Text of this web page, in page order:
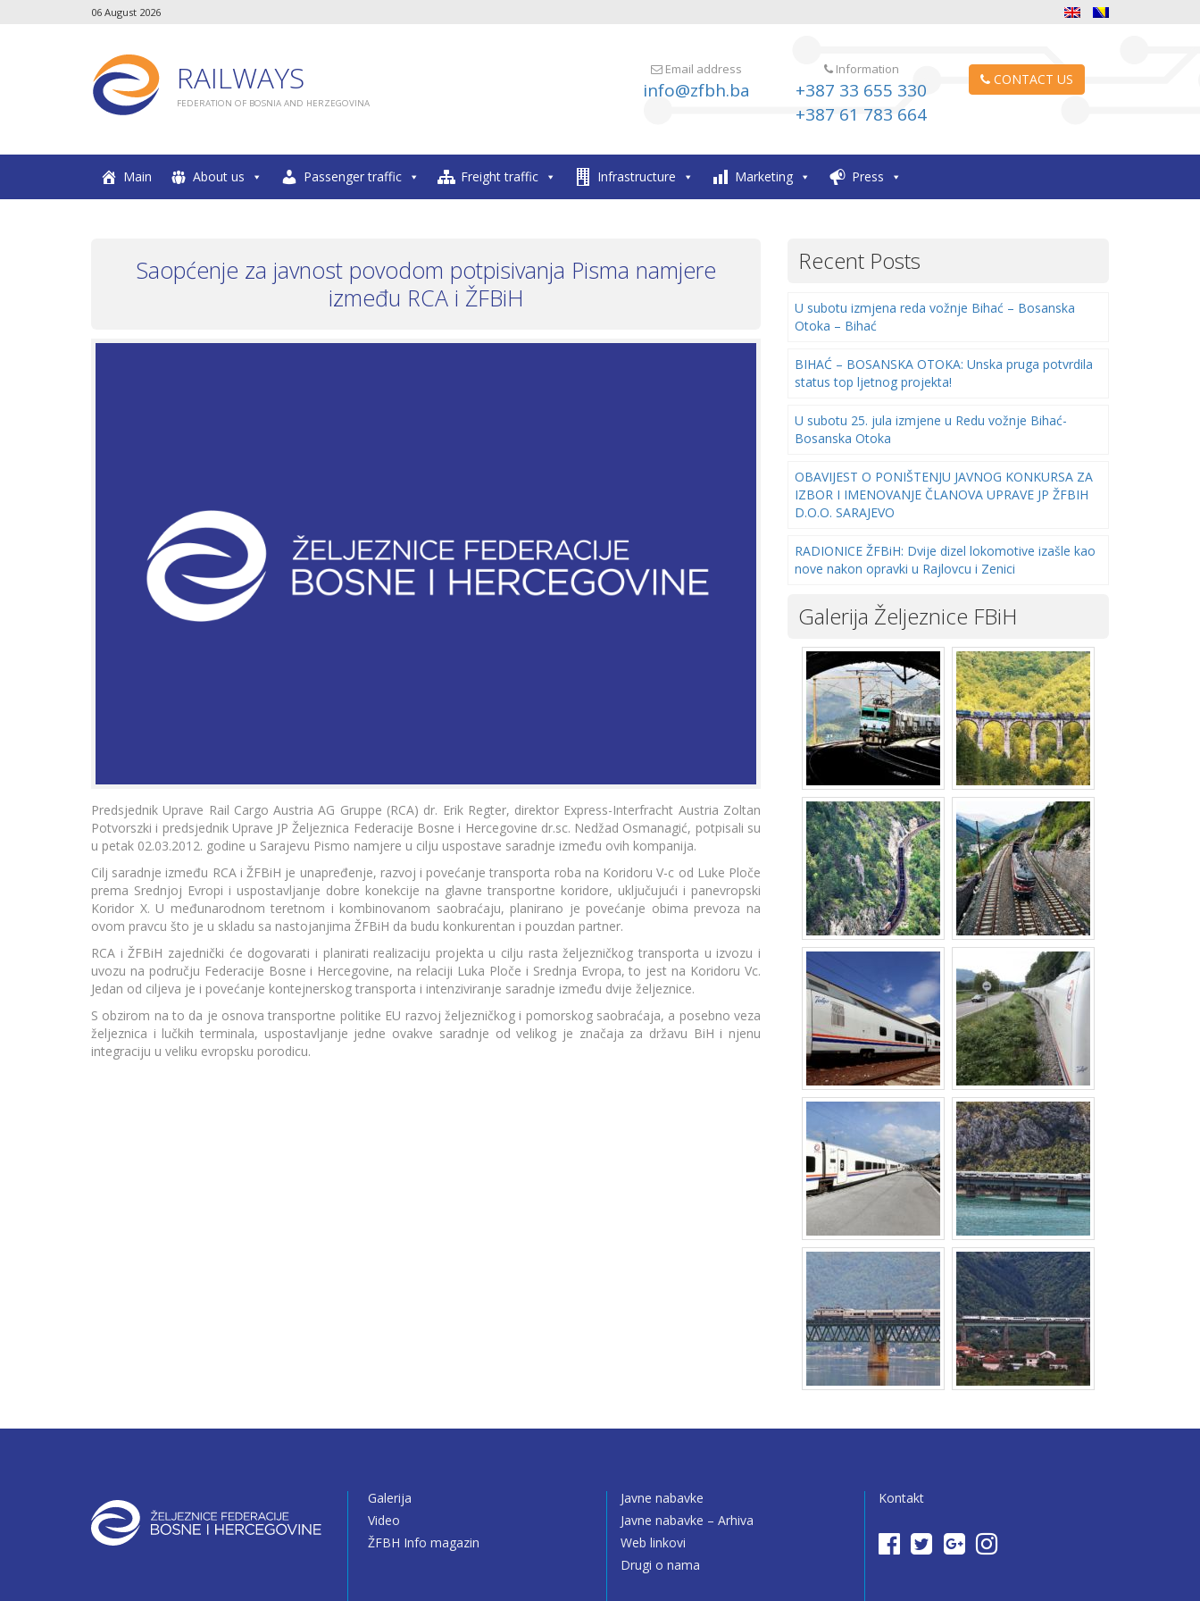
06 August 2026
RAILWAYS
FEDERATION OF BOSNIA AND HERZEGOVINA
Email address
info@zfbh.ba
Information
+387 33 655 330
+387 61 783 664
CONTACT US
Main About us Passenger traffic Freight traffic Infrastructure Marketing Press
Saopćenje za javnost povodom potpisivanja Pisma namjere
između RCA i ŽFBiH
Predsjednik Uprave Rail Cargo Austria AG Gruppe (RCA) dr. Erik Regter, direktor Express-Interfracht Austria Zoltan
Potvorszki i predsjednik Uprave JP Željeznica Federacije Bosne i Hercegovine dr.sc. Nedžad Osmanagić, potpisali su
u petak 02.03.2012. godine u Sarajevu Pismo namjere u cilju uspostave saradnje između ovih kompanija.
Cilj saradnje između RCA i ŽFBiH je unapređenje, razvoj i povećanje transporta roba na Koridoru V-c od Luke Ploče
prema Srednjoj Evropi i uspostavljanje dobre konekcije na glavne transportne koridore, uključujući i panevropski
Koridor X. U međunarodnom teretnom i kombinovanom saobraćaju, planirano je povećanje obima prevoza na
ovom pravcu što je u skladu sa nastojanjima ŽFBiH da budu konkurentan i pouzdan partner.
RCA i ŽFBiH zajednički će dogovarati i planirati realizaciju projekta u cilju rasta željezničkog transporta u izvozu i
uvozu na području Federacije Bosne i Hercegovine, na relaciji Luka Ploče i Srednja Evropa, to jest na Koridoru Vc.
Jedan od ciljeva je i povećanje kontejnerskog transporta i intenziviranje saradnje između dvije željeznice.
S obzirom na to da je osnova transportne politike EU razvoj željezničkog i pomorskog saobraćaja, a posebno veza
željeznica i lučkih terminala, uspostavljanje jedne ovakve saradnje od velikog je značaja za državu BiH i njenu
integraciju u veliku evropsku porodicu.
Recent Posts
U subotu izmjena reda vožnje Bihać – Bosanska
Otoka – Bihać
BIHAĆ – BOSANSKA OTOKA: Unska pruga potvrdila
status top ljetnog projekta!
U subotu 25. jula izmjene u Redu vožnje Bihać-
Bosanska Otoka
OBAVIJEST O PONIŠTENJU JAVNOG KONKURSA ZA
IZBOR I IMENOVANJE ČLANOVA UPRAVE JP ŽFBIH
D.O.O. SARAJEVO
RADIONICE ŽFBiH: Dvije dizel lokomotive izašle kao
nove nakon opravki u Rajlovcu i Zenici
Galerija Željeznice FBiH
Galerija
Video
ŽFBH Info magazin
Javne nabavke
Javne nabavke – Arhiva
Web linkovi
Drugi o nama
Kontakt